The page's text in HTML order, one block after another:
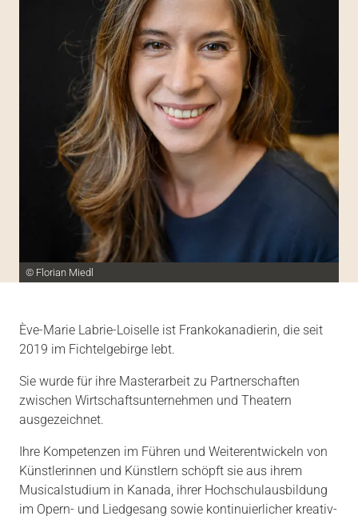
© Florian Miedl
Ève-Marie Labrie-Loiselle ist Frankokanadierin, die seit
2019 im Fichtelgebirge lebt.
Sie wurde für ihre Masterarbeit zu Partnerschaften
zwischen Wirtschaftsunternehmen und Theatern
ausgezeichnet.
Ihre Kompetenzen im Führen und Weiterentwickeln von
Künstlerinnen und Künstlern schöpft sie aus ihrem
Musicalstudium in Kanada, ihrer Hochschulausbildung
im Opern- und Liedgesang sowie kontinuierlicher kreativ-